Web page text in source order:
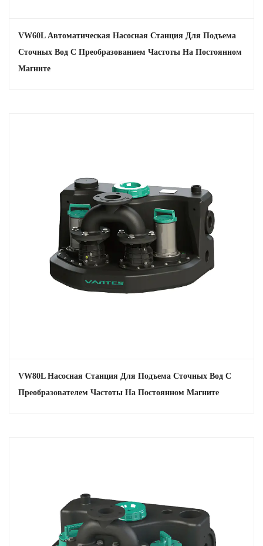
VW60L Автоматическая Насосная Станция Для Подъема
Сточных Вод С Преобразованием Частоты На Постоянном
Магните
VW80L Насосная Станция Для Подъема Сточных Вод С
Преобразователем Частоты На Постоянном Магните